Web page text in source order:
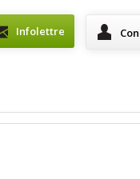
Infolettre